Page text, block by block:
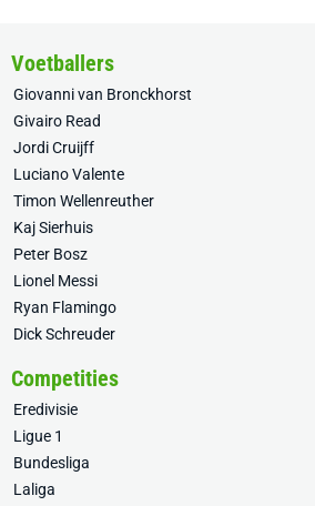
Voetballers
Giovanni van Bronckhorst
Givairo Read
Jordi Cruijff
Luciano Valente
Timon Wellenreuther
Kaj Sierhuis
Peter Bosz
Lionel Messi
Ryan Flamingo
Dick Schreuder
Competities
Eredivisie
Ligue 1
Bundesliga
Laliga